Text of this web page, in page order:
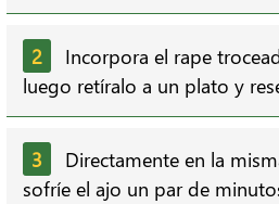
Incorpora el rape
luego retíralo a un plato y
Directamente en la
sofríe el ajo un par de